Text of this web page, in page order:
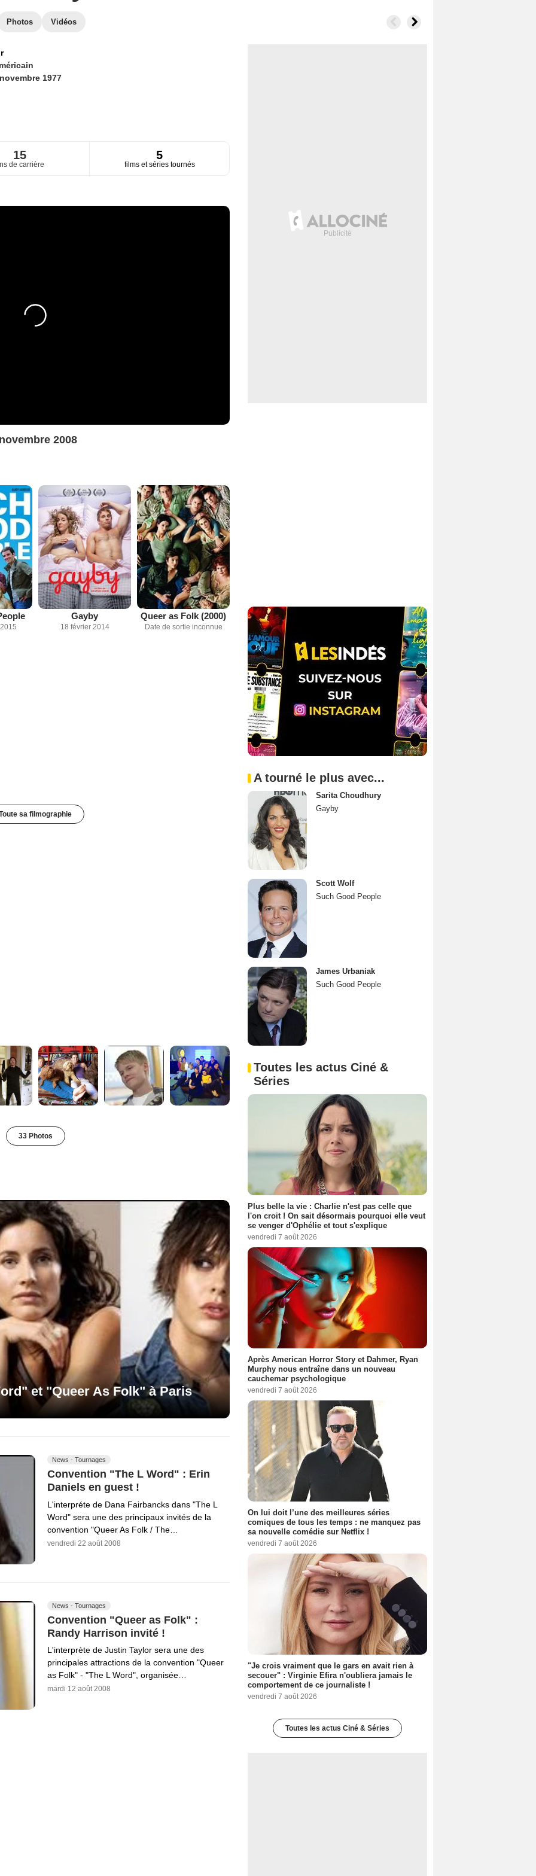
Photos Vidéos
1977
15
de carrière
5
films et séries tournés
2008
Gayby
18 février 2014
Queer as Folk (2000)
Date de sortie inconnue
sa filmographie
33 Photos
et "Queer As Folk" à Paris
News - Tournages
Convention "The L Word" : Erin
Daniels en guest !
L'interpréte de Dana Fairbancks dans "The L
Word" sera une des principaux invités de la
convention "Queer As Folk / The…
vendredi 22 août 2008
News - Tournages
Convention "Queer as Folk" :
Randy Harrison invité !
L'interprète de Justin Taylor sera une des
principales attractions de la convention "Queer
as Folk" - "The L Word", organisée…
mardi 12 août 2008
A tourné le plus avec...
Sarita Choudhury
Gayby
Scott Wolf
Such Good People
James Urbaniak
Such Good People
Toutes les actus Ciné &
Séries
Plus belle la vie : Charlie n'est pas celle que
l'on croit ! On sait désormais pourquoi elle veut
se venger d'Ophélie et tout s'explique
vendredi 7 août 2026
Après American Horror Story et Dahmer, Ryan
Murphy nous entraîne dans un nouveau
cauchemar psychologique
vendredi 7 août 2026
On lui doit l’une des meilleures séries
comiques de tous les temps : ne manquez pas
sa nouvelle comédie sur Netflix !
vendredi 7 août 2026
"Je crois vraiment que le gars en avait rien à
secouer" : Virginie Efira n'oubliera jamais le
comportement de ce journaliste !
vendredi 7 août 2026
Toutes les actus Ciné & Séries